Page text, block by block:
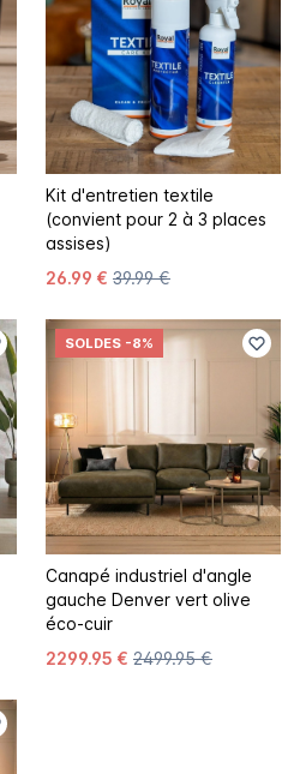
Kit d'entretien textile
(convient pour 2 à 3 places
assises)
26.99 € 39.99 €
SOLDES -8%
Canapé industriel d'angle
gauche Denver vert olive
éco-cuir
2299.95 € 2499.95 €